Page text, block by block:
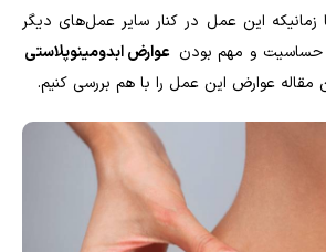
این عمل در کنار سایر عمل‌های دیگر
حساسیت و مهم بودن عوارض ابدومینوپلاستی
مقاله عوارض این عمل را با هم بررسی کنیم.